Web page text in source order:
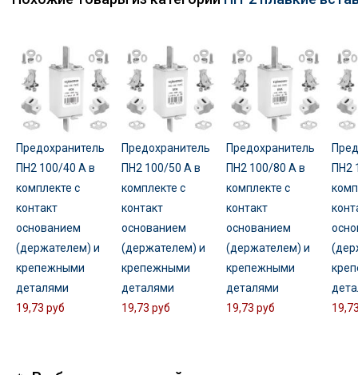
Предохранитель
ПН2 100/40 А в
комплекте с
контакт
основанием
(держателем) и
крепежными
деталями
19,73 руб
Предохранитель
ПН2 100/50 А в
комплекте с
контакт
основанием
(держателем) и
крепежными
деталями
19,73 руб
Предохранитель
ПН2 100/80 А в
комплекте с
контакт
основанием
(держателем) и
крепежными
деталями
19,73 руб
ПН2